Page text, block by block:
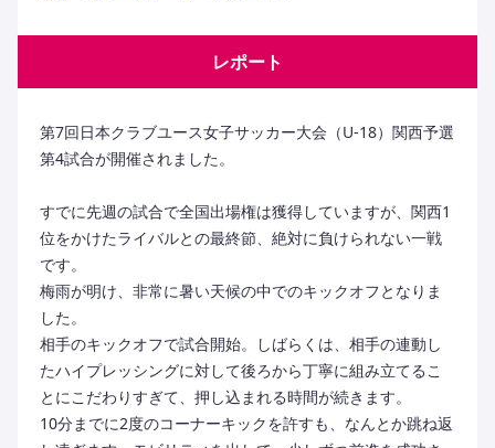
レポート
第7回日本クラブユース女子サッカー大会（U-18）関西予選
第4試合が開催されました。
すでに先週の試合で全国出場権は獲得していますが、関西1
位をかけたライバルとの最終節、絶対に負けられない一戦
です。
梅雨が明け、非常に暑い天候の中でのキックオフとなりま
した。
相手のキックオフで試合開始。しばらくは、相手の連動し
たハイプレッシングに対して後ろから丁寧に組み立てるこ
とにこだわりすぎて、押し込まれる時間が続きます。
10分までに2度のコーナーキックを許すも、なんとか跳ね返